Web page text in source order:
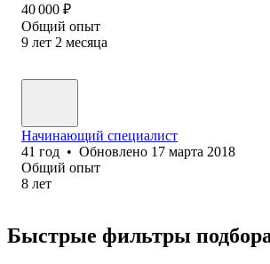
40 000 ₽
Общий опыт
9 лет 2 месяца
Начинающий специалист
41 год • Обновлено 17 марта 2018
Общий опыт
8 лет
Быстрые фильтры